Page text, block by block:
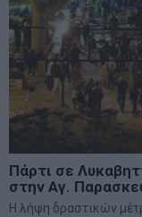
Πάρτι σε
στην Αγ.
Η λήψη δραστικών